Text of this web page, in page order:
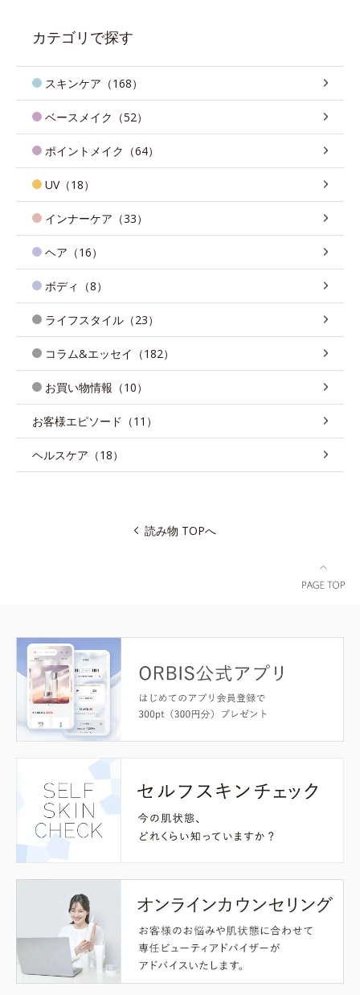
カテゴリで探す
スキンケア（168）
ベースメイク（52）
ポイントメイク（64）
UV（18）
インナーケア（33）
ヘア（16）
ボディ（8）
ライフスタイル（23）
コラム&エッセイ（182）
お買い物情報（10）
お客様エピソード（11）
ヘルスケア（18）
読み物 TOPへ